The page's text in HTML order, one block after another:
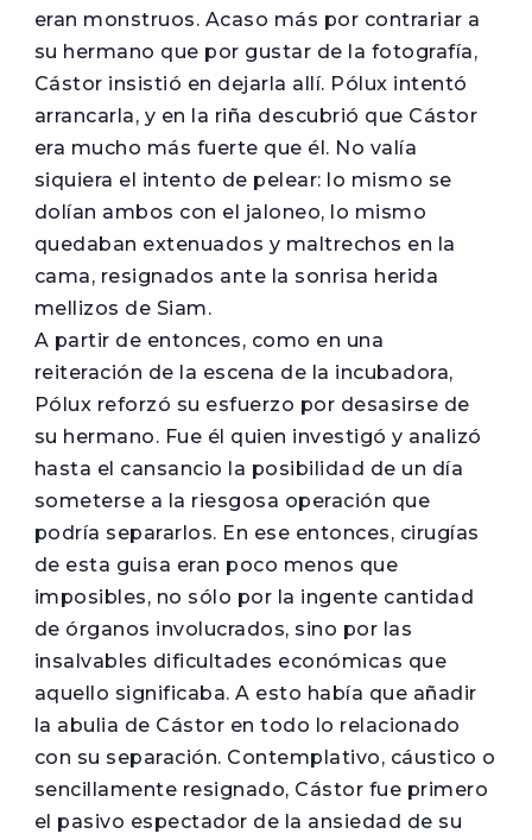
eran monstruos. Acaso más por contrariar a
su hermano que por gustar de la fotografía,
Cástor insistió en dejarla allí. Pólux intentó
arrancarla, y en la riña descubrió que Cástor
era mucho más fuerte que él. No valía
siquiera el intento de pelear: lo mismo se
dolían ambos con el jaloneo, lo mismo
quedaban extenuados y maltrechos en la
cama, resignados ante la sonrisa herida
mellizos de Siam.
A partir de entonces, como en una
reiteración de la escena de la incubadora,
Pólux reforzó su esfuerzo por desasirse de
su hermano. Fue él quien investigó y analizó
hasta el cansancio la posibilidad de un día
someterse a la riesgosa operación que
podría separarlos. En ese entonces, cirugías
de esta guisa eran poco menos que
imposibles, no sólo por la ingente cantidad
de órganos involucrados, sino por las
insalvables dificultades económicas que
aquello significaba. A esto había que añadir
la abulia de Cástor en todo lo relacionado
con su separación. Contemplativo, cáustico o
sencillamente resignado, Cástor fue primero
el pasivo espectador de la ansiedad de su